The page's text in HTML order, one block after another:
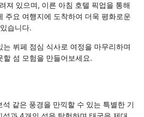
져 있으며, 이른 아침 호텔 픽업을 통해
주요 여행지에 도착하여 더욱 평화로운
습니다.
는 뷔페 점심 식사로 여정을 마무리하며
할 섬 모험을 만들어보세요.
같은 풍경을 만끽할 수 있는 특별한 기